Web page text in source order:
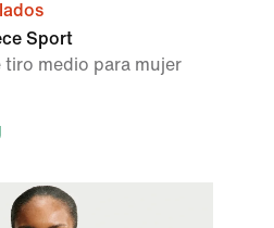
Sport
tiro medio para mujer